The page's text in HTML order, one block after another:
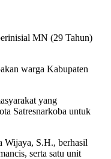
MN (29 Tahun)
warga Kabupaten
yang
Satresnarkoba untuk
Wijaya, S.H., berhasil
serta satu unit